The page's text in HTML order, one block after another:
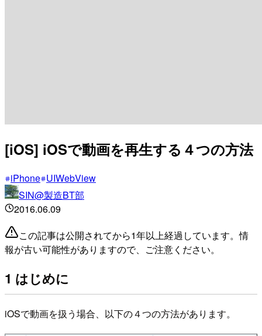
[iOS] iOSで動画を再生する４つの方法
iPhone UIWebView
SIN@製造BT部
2016.06.09
この記事は公開されてから1年以上経過しています。情
報が古い可能性がありますので、ご注意ください。
1 はじめに
iOSで動画を扱う場合、以下の４つの方法があります。